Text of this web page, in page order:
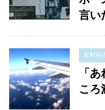
言い
木村拓
「
ころ